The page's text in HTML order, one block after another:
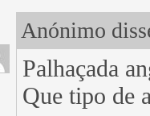
Anónimo
Palhaçada
Que tipo de